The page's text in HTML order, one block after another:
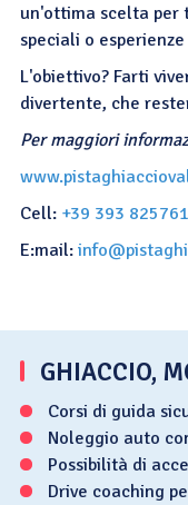
un'ottima scelta per
speciali o
L'obiettivo? Farti
divertente, che
Per maggiori
Cell: +39 393
E:mail:
GHIACCIO,
Corsi di guida
Noleggio auto
Possibilità di
Drive coaching